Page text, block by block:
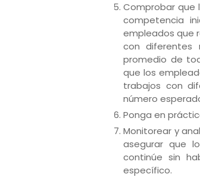
Comprobar que
competencia
empleados que
con diferentes
promedio de
que los
trabajos con
número
Ponga en
Monitorear y
asegurar que
continúe sin
específico.